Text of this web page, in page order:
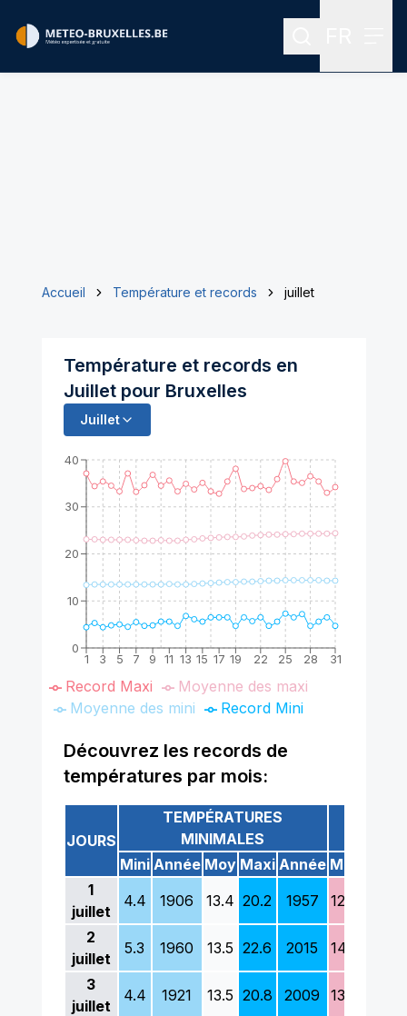
Rechercher
Accueil Température et records juillet
Température et records en
Juilletpour Bruxelles
Juillet
1 3 5 7 9 11 13 15 17 19 22 25 28 31
0
10
20
30
40
Record Maxi
Moyenne des maxi
Moyenne des mini
Record Mini
Découvrez les records de
températures par mois:
JOURS
TEMPÉRATURES
MINIMALES
Mini Année Moy Maxi Année Mini
1
juillet
4.4 1906 13.4 20.2 1957 12.8
2
juillet
5.3 1960 13.5 22.6 2015 14.6
3
juillet
4.4 1921 13.5 20.8 2009 13.6